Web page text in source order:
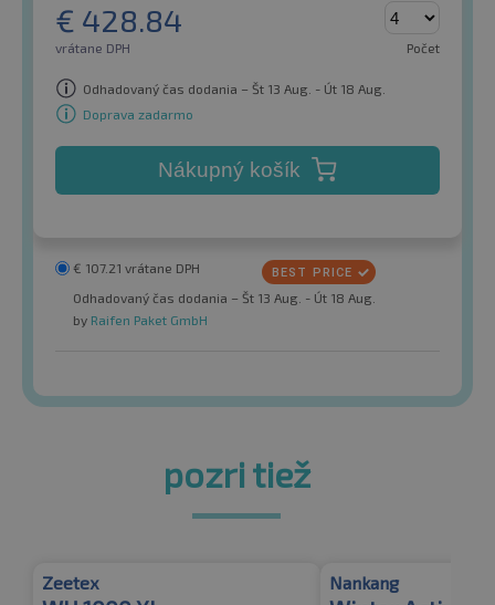
€ 428.84
vrátane DPH Počet
Odhadovaný čas dodania – Št 13 Aug. - Út 18 Aug.
Doprava zadarmo
Nákupný košík
€ 107.21 vrátane DPH
Odhadovaný čas dodania – Št 13 Aug. - Út 18 Aug.
by Raifen Paket GmbH
pozri tiež
Zeetex Nankang